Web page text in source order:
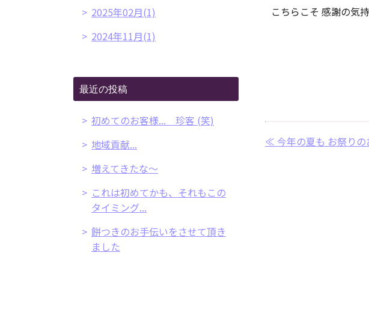
こちらこそ 感謝の気
≪ 今年の夏も お祭りの
2025年02月(1)
2024年11月(1)
最近の投稿
初めてのお客様... 珍客 (笑)
地域貢献...
増えてきたな～
これは初めてかも、それもこの
タイミング...
餅つきのお手伝いをさせて頂き
ました